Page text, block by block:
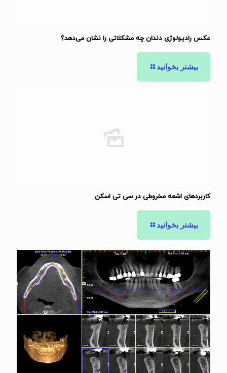
عکس رادیولوژی دندان چه مشکلاتی را نشان می‌دهد؟
بیشتر بخوانید
کاربردهای اشعه مخروطی در سی تی اسکن
بیشتر بخوانید